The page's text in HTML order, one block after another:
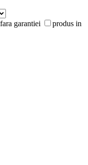
garantiei
produs in